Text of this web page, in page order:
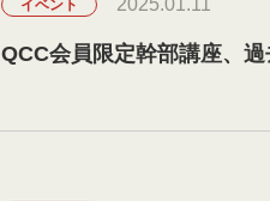
イベント 2025.01.11
QCC会員限定幹部講座、過